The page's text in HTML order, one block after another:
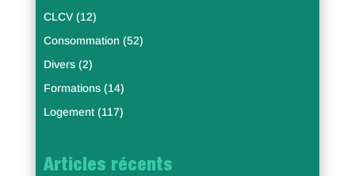
CLCV(12)
Consommation(52)
Divers(2)
Formations(14)
Logement(117)
Articles récents